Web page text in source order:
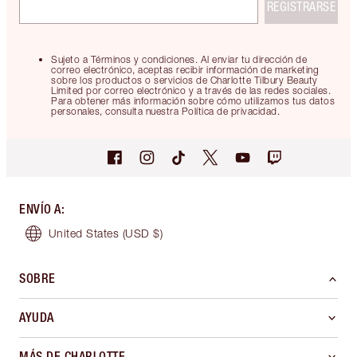
Sujeto a Términos y condiciones. Al enviar tu dirección de
correo electrónico, aceptas recibir información de marketing
sobre los productos o servicios de Charlotte Tilbury Beauty
Limited por correo electrónico y a través de las redes sociales.
Para obtener más información sobre cómo utilizamos tus datos
personales, consulta nuestra Política de privacidad.
REGISTRARSE
ENVÍO A:
United States (USD $)
SOBRE
AYUDA